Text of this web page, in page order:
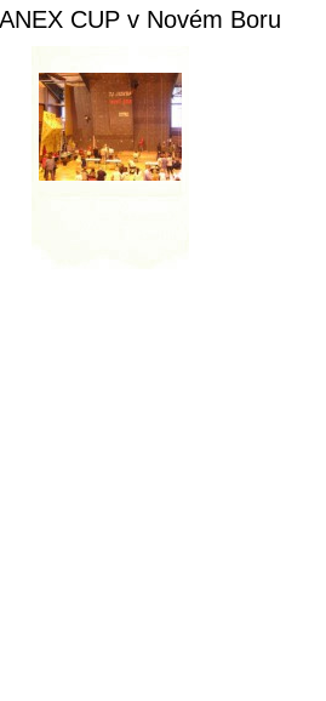
CUP v Novém Boru